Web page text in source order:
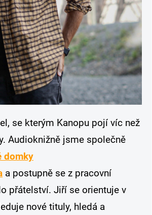
se kterým Kanopu pojí víc než
Audioknižně jsme společně
domky
a postupně se z pracovní
přátelství. Jiří se orientuje v
nové tituly, hledá a